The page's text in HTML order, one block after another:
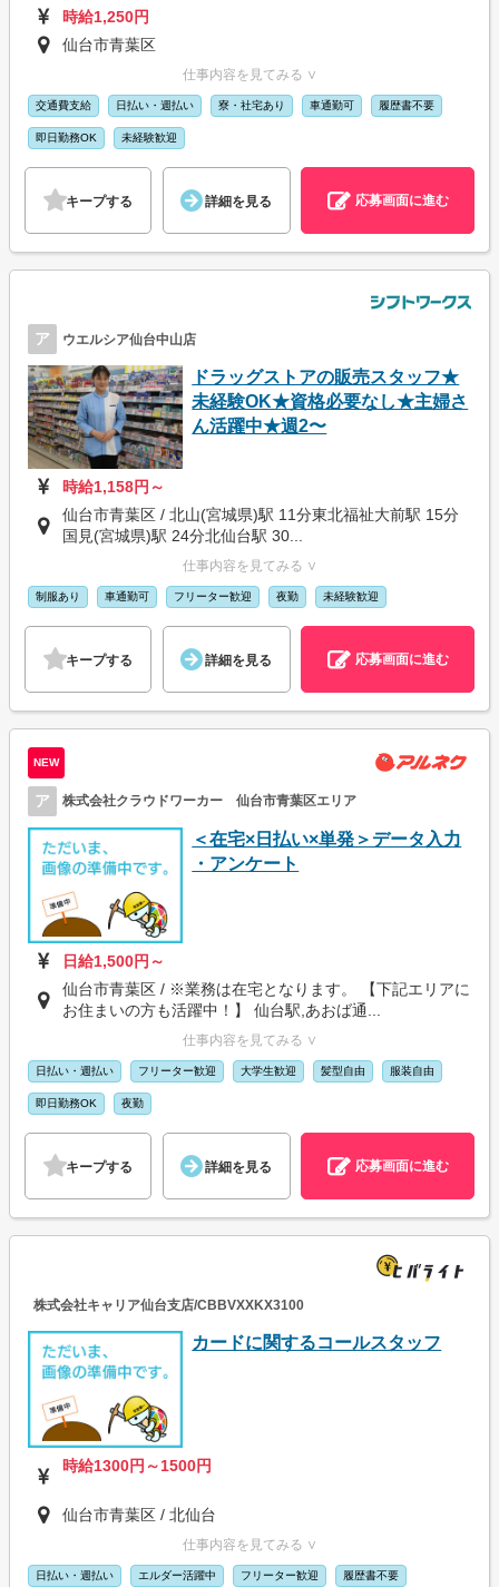
時給1,250円
仙台市青葉区
仕事内容を見てみる ∨
交通費支給 日払い・週払い 寮・社宅あり 車通勤可 履歴書不要
即日勤務OK 未経験歓迎
キープする 詳細を見る 応募画面に進む
ア ウエルシア仙台中山店
ドラッグストアの販売スタッフ★
未経験OK★資格必要なし★主婦さ
ん活躍中★週2〜
時給1,158円～
仙台市青葉区 / 北山(宮城県)駅 11分東北福祉大前駅 15分
国見(宮城県)駅 24分北仙台駅 30...
仕事内容を見てみる ∨
制服あり 車通勤可 フリーター歓迎 夜勤 未経験歓迎
キープする 詳細を見る 応募画面に進む
NEW
ア 株式会社クラウドワーカー 仙台市青葉区エリア
＜在宅×日払い×単発＞データ入力
・アンケート
日給1,500円～
仙台市青葉区 / ※業務は在宅となります。 【下記エリアに
お住まいの方も活躍中！】 仙台駅,あおば通...
仕事内容を見てみる ∨
日払い・週払い フリーター歓迎 大学生歓迎 髪型自由 服装自由
即日勤務OK 夜勤
キープする 詳細を見る 応募画面に進む
株式会社キャリア仙台支店/CBBVXXKX3100
カードに関するコールスタッフ
時給1300円～1500円
仙台市青葉区 / 北仙台
仕事内容を見てみる ∨
日払い・週払い エルダー活躍中 フリーター歓迎 履歴書不要